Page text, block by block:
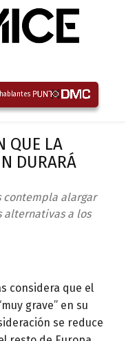
QUE LA
DURARÁ
contempla alargar
alternativas a los
considera que el
grave” en su
se reduce